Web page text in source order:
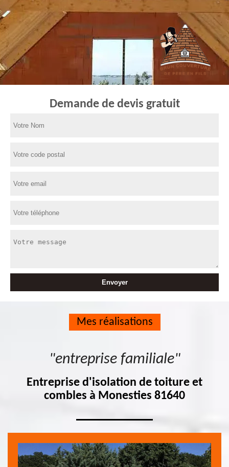
Demande de devis gratuit
Mes réalisations
"entreprise familiale"
Entreprise d'isolation de toiture et
combles à Monesties 81640